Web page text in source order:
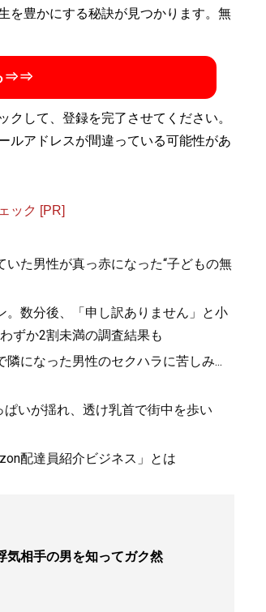
を豊かにする秘訣が見つかります。無
⇒⇒
して、登録を完了させてください。
ルアドレスが間違っている可能性があ
ック [PR]
た男性が真っ赤になった“子どもの無
数分後、「申し訳ありません」と小
ずか2割未満の調査結果も
になった男性のセクハラに苦しみ...
いが揺れ、透け乳首で街中を歩い
配達員紹介ビジネス」とは
相手の男を知ってガク然